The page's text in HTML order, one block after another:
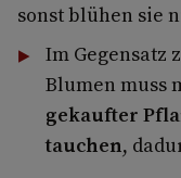
sonst blühen sie
Im Gegensatz
Blumen muss
gekaufter
tauchen,